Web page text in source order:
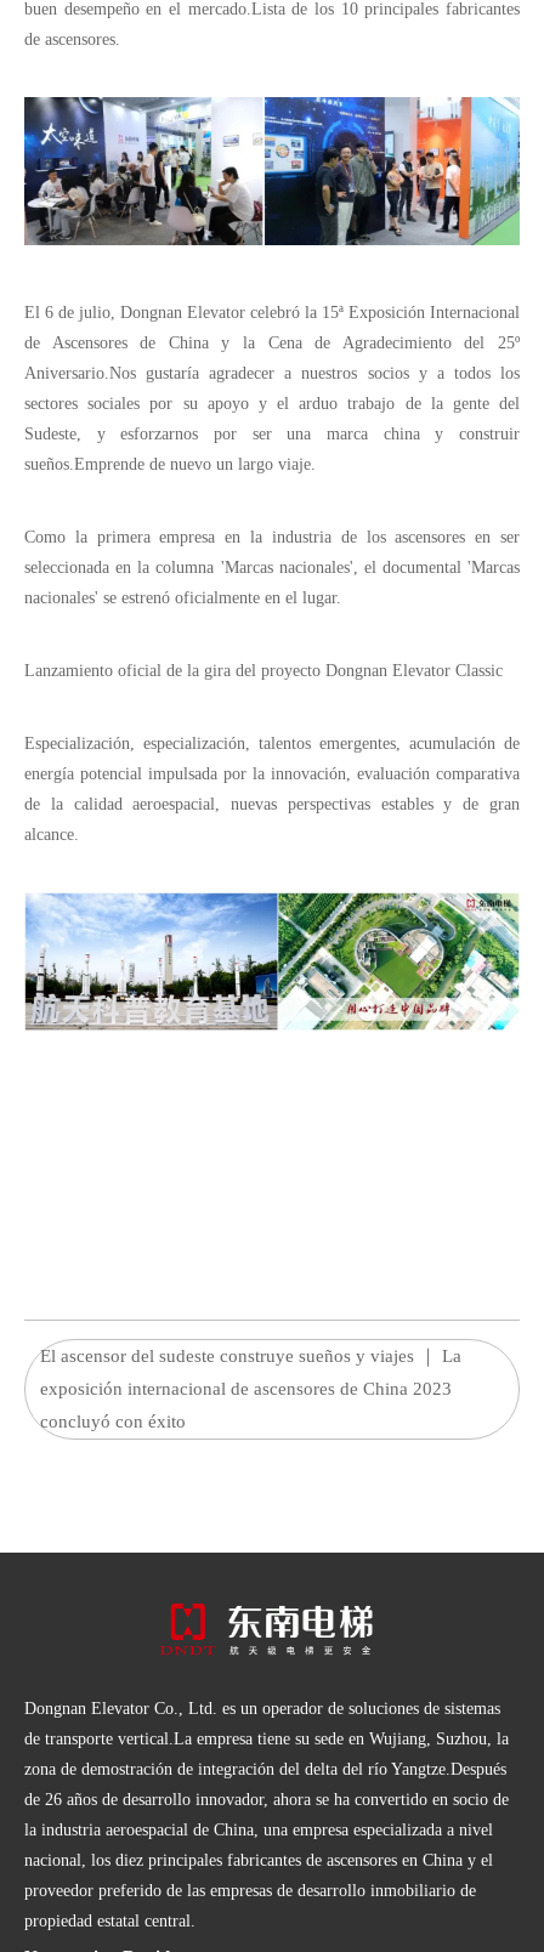
buen desempeño en el mercado.Lista de los 10 principales fabricantes
de ascensores.
El 6 de julio, Dongnan Elevator celebró la 15ª Exposición Internacional
de Ascensores de China y la Cena de Agradecimiento del 25º
Aniversario.Nos gustaría agradecer a nuestros socios y a todos los
sectores sociales por su apoyo y el arduo trabajo de la gente del
Sudeste, y esforzarnos por ser una marca china y construir
sueños.Emprende de nuevo un largo viaje.
Como la primera empresa en la industria de los ascensores en ser
seleccionada en la columna 'Marcas nacionales', el documental 'Marcas
nacionales' se estrenó oficialmente en el lugar.
Lanzamiento oficial de la gira del proyecto Dongnan Elevator Classic
Especialización, especialización, talentos emergentes, acumulación de
energía potencial impulsada por la innovación, evaluación comparativa
de la calidad aeroespacial, nuevas perspectivas estables y de gran
alcance.
El ascensor del sudeste construye sueños y viajes ｜ La
exposición internacional de ascensores de China 2023
concluyó con éxito
Dongnan Elevator Co., Ltd. es un operador de soluciones de sistemas
de transporte vertical.La empresa tiene su sede en Wujiang, Suzhou, la
zona de demostración de integración del delta del río Yangtze.Después
de 26 años de desarrollo innovador, ahora se ha convertido en socio de
la industria aeroespacial de China, una empresa especializada a nivel
nacional, los diez principales fabricantes de ascensores en China y el
proveedor preferido de las empresas de desarrollo inmobiliario de
propiedad estatal central.